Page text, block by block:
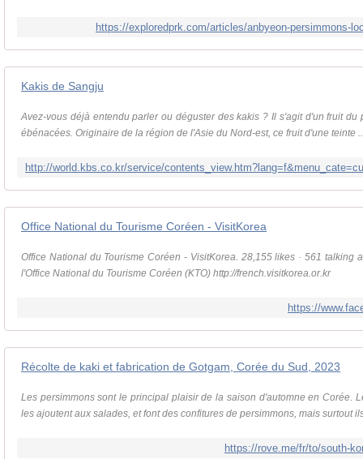
https://exploredprk.com/articles/anbyeon-persimmons-
Kakis de Sangju
Avez-vous déjà entendu parler ou déguster des kakis ? Il s'agit d'un fruit du
ébénacées. Originaire de la région de l'Asie du Nord-est, ce fruit d'une teinte
Office National du Tourisme Coréen - VisitKorea
Office National du Tourisme Coréen - VisitKorea. 28,155 likes · 561 talking
l'Office National du Tourisme Coréen (KTO) http://french.visitkorea.or.kr
https://
Récolte de kaki et fabrication de Gotgam, Corée du Sud, 2023
Les persimmons sont le principal plaisir de la saison d'automne en Corée.
les ajoutent aux salades, et font des confitures de persimmons, mais surtout
https://rove.me/fr/to/south-